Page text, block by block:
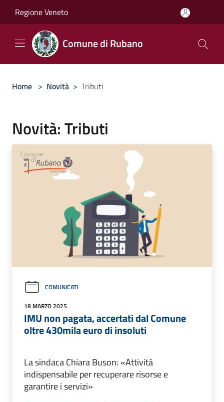
Regione Veneto
Comune di Rubano
Home > Novità > Tributi
Novità: Tributi
COMUNICATI
18 MARZO 2025
IMU non pagata, accertati dal Comune
oltre 430mila euro di insoluti
La sindaca Chiara Buson: «Attività
indispensabile per recuperare risorse e
garantire i servizi»